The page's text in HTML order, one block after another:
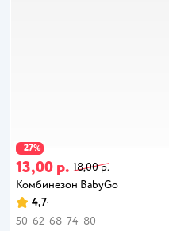
−27%
13,00 р. 18,00 р.
Комбинезон BabyGo
4,7
50 62 68 74 80